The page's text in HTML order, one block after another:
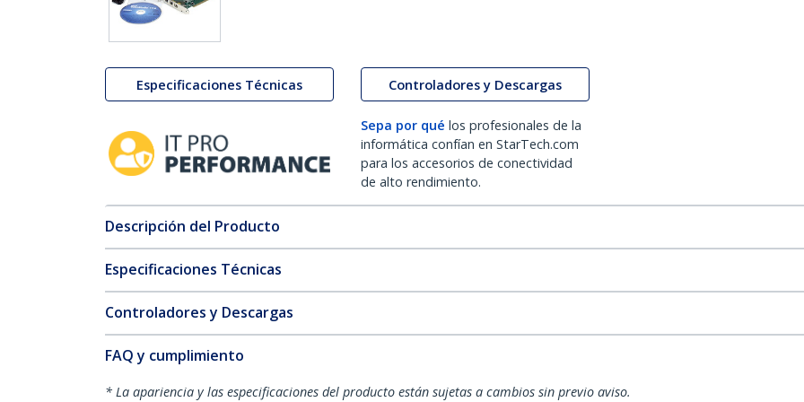
Especificaciones Técnicas Controladores y Descargas
Sepa por qué los profesionales de la
informática confían en StarTech.com
para los accesorios de conectividad
de alto rendimiento.
Descripción del Producto
Especificaciones Técnicas
Controladores y Descargas
FAQ y cumplimiento
* La apariencia y las especificaciones del producto están sujetas a cambios sin previo aviso.